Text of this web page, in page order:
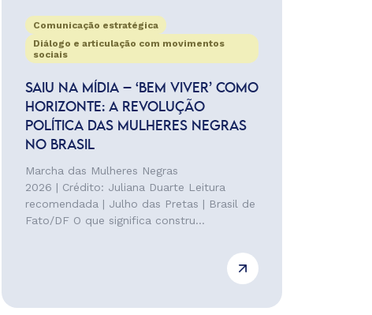
Comunicação estratégica
Diálogo e articulação com movimentos
sociais
SAIU NA MÍDIA – ‘BEM VIVER’ COMO
HORIZONTE: A REVOLUÇÃO
POLÍTICA DAS MULHERES NEGRAS
NO BRASIL
Marcha das Mulheres Negras
2026 | Crédito: Juliana Duarte Leitura
recomendada | Julho das Pretas | Brasil de
Fato/DF O que significa constru...